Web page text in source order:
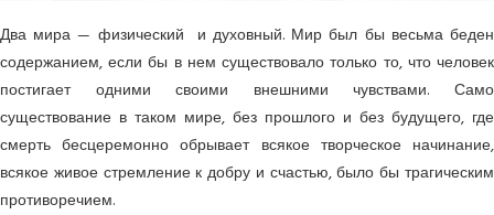
Два мира — физический и духо­вный. Мир был бы весьма беден
содержанием, если бы в нем существовало только то, что человек
постигает одними своими внешними чувствами. Само
существование в таком мире, без прошлого и без будущего, где
смерть бесцеремонно обрывает всякое творческое начинание,
всякое живое стремление к добру и счастью, было бы трагическим
противоречием.